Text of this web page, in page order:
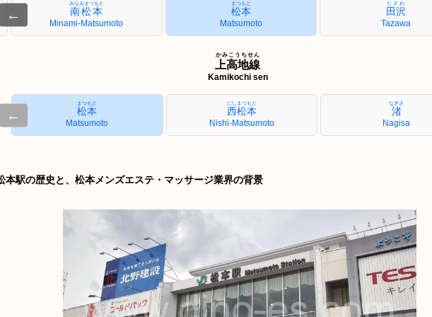
← 南松本
みなみまつもと
Minami-Matsumoto
松本
まつもと
Matsumoto
田沢
たざわ
Tazawa
上高地線
かみこうちせん
Kamikochi sen
← 松本
まつもと
Matsumoto
西松本
にしまつもと
Nishi-Matsumoto
渚
なぎさ
Nagisa
本駅の歴史と、松本メンズエステ・マッサージ業界の背景